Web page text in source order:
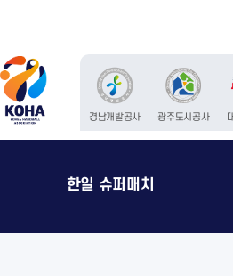
경남개발공사 광주도시공사
한일 슈퍼매치